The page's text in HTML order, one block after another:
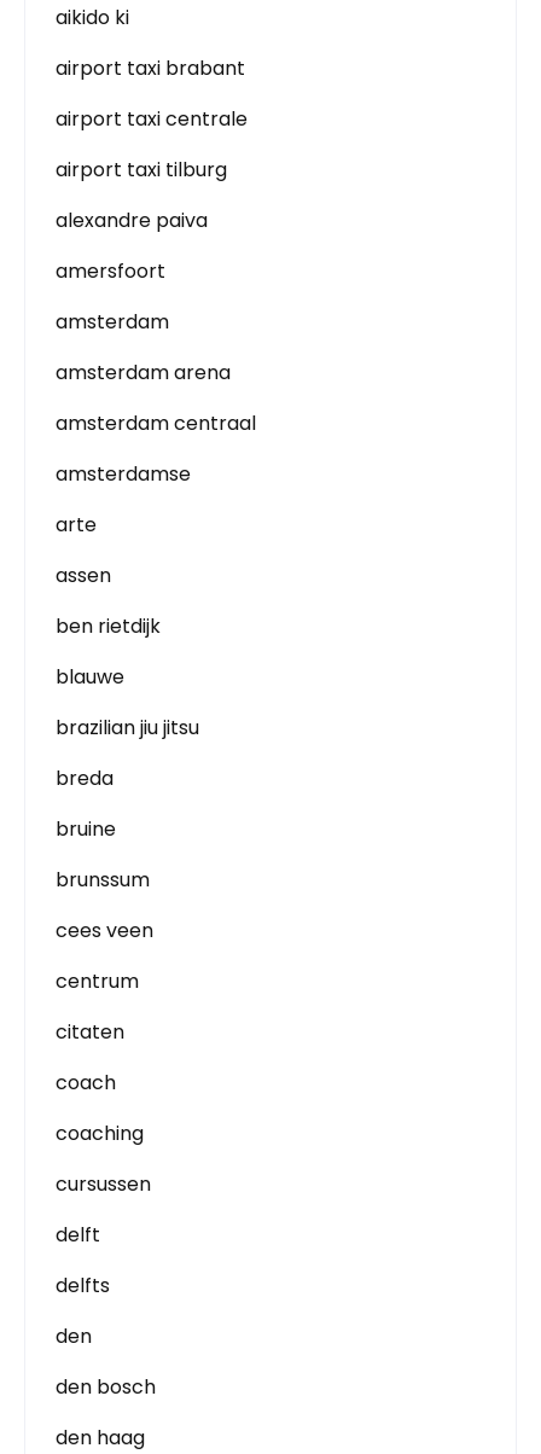
aikido ki
airport taxi brabant
airport taxi centrale
airport taxi tilburg
alexandre paiva
amersfoort
amsterdam
amsterdam arena
amsterdam centraal
amsterdamse
arte
assen
ben rietdijk
blauwe
brazilian jiu jitsu
breda
bruine
brunssum
cees veen
centrum
citaten
coach
coaching
cursussen
delft
delfts
den
den bosch
den haag